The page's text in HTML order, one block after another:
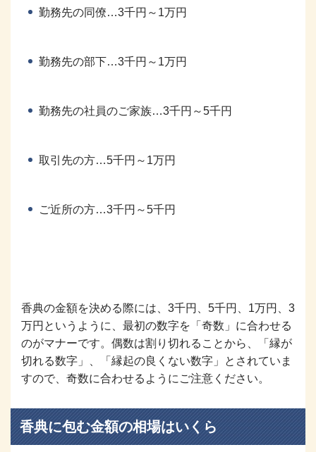
勤務先の同僚…3千円～1万円
勤務先の部下…3千円～1万円
勤務先の社員のご家族…3千円～5千円
取引先の方…5千円～1万円
ご近所の方…3千円～5千円
香典の金額を決める際には、3千円、5千円、1万円、3
万円というように、最初の数字を「奇数」に合わせる
のがマナーです。偶数は割り切れることから、「縁が
切れる数字」、「縁起の良くない数字」とされていま
すので、奇数に合わせるようにご注意ください。
香典に包む金額の相場はいくら